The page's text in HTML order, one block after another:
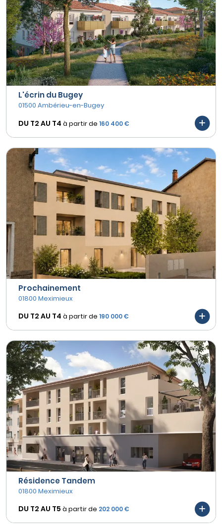
L'écrin du Bugey
01500 Ambérieu-en-Bugey
DU T2 AU T4 à partir de 160 400 €
Prochainement
01800 Meximieux
DU T2 AU T4 à partir de 190 000 €
Résidence Tandem
01800 Meximieux
DU T2 AU T5 à partir de 202 000 €